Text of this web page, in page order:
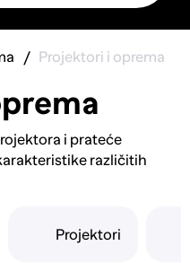
Projektori i oprema
i prateće
različitih
HD do 4K. Pronađite
Projektori